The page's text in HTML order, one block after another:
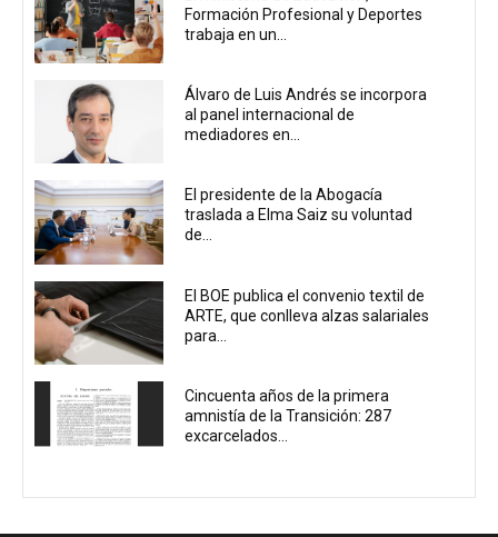
Formación Profesional y Deportes
trabaja en un...
Álvaro de Luis Andrés se incorpora
al panel internacional de
mediadores en...
El presidente de la Abogacía
traslada a Elma Saiz su voluntad
de...
El BOE publica el convenio textil de
ARTE, que conlleva alzas salariales
para...
Cincuenta años de la primera
amnistía de la Transición: 287
excarcelados...